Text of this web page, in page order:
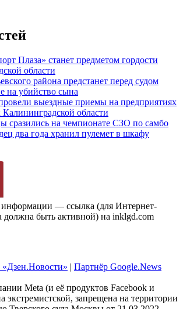
Плаза» станет предметом гордости
области
района предстанет перед судом
на убийство сына
выездные приемы на предприятиях
Калининградской области
сразились на чемпионате СЗО по самбо
два года хранил пулемет в шкафу
— ссылка (для Интернет-
быть активной) на inklgd.com
| Партнёр Google.News
Meta (и её продуктов Facebook и
экстремистской, запрещена на территории